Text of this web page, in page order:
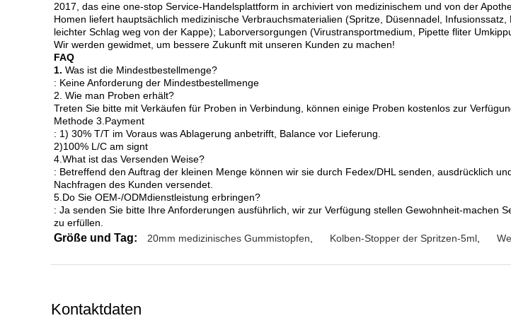
2017, das eine one-stop Service-Handelsplattform in archiviert von medizinischem und von der
Homen liefert hauptsächlich medizinische Verbrauchsmaterialien (Spritze, Düsennadel,
leichter Schlag weg von der Kappe); Laborversorgungen (Virustransportmedium, Pipette fliter
Wir werden gewidmet, um bessere Zukunft mit unseren Kunden zu machen!
FAQ
1. Was ist die Mindestbestellmenge?
: Keine Anforderung der Mindestbestellmenge
2. Wie man Proben erhält?
Treten Sie bitte mit Verkäufen für Proben in Verbindung, können einige Proben kostenlos zur
Methode 3.Payment
: 1) 30% T/T im Voraus was Ablagerung anbetrifft, Balance vor Lieferung.
2)100% L/C am signt
4.What ist das Versenden Weise?
: Betreffend den Auftrag der kleinen Menge können wir sie durch Fedex/DHL senden, ausdrücklich
Nachfragen des Kunden versendet.
5.Do Sie OEM-/ODMdienstleistung erbringen?
: Ja senden Sie bitte Ihre Anforderungen ausführlich, wir zur Verfügung stellen Gewohnheit-machen
zu erfüllen.
Größe und Tag: 20mm medizinisches Gummistopfen Kolben-Stopper der Spritzen-5ml
Kontaktdaten